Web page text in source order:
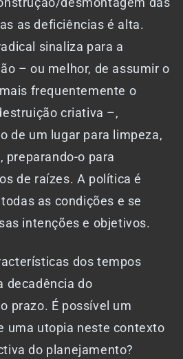
as deficiências é alta.
sinaliza para a
– ou melhor, de assumir o
frequentemente o
criativa –,
de um lugar para limpeza,
preparando-o para
de raízes. A política é
as condições e se
intenções e objetivos.
dos tempos
decadência do
prazo. É possível um
uma utopia neste contexto
do planejamento?